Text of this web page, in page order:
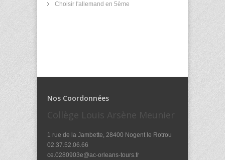
Choisir l'allemand en 5ème
Nos Coordonnées
Collège Louis Arsène Meunier
1 rue de la Jambette, 28400 Nogent le Rotrou
02.37.52.06.66
ce.0280903e@ac-orleans-tours.fr